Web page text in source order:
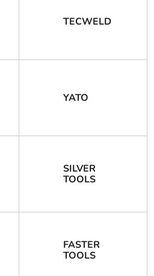
TECWELD
YATO
SILVER
TOOLS
FASTER
TOOLS